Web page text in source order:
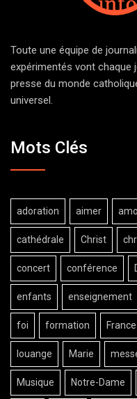
Toute une équipe de
expérimentés vont chaque
presse du monde
universel.
Mots Clés
adoration aimer
cathédrale Christ
concert conférence
enfants enseignement
foi formation France
louange Marie
Musique Notre-Dame